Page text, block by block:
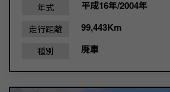
年式 平成16年/2004年
走行距離 99,443Km
種別 廃車